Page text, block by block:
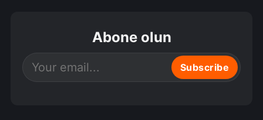
Abone olun
Subscribe